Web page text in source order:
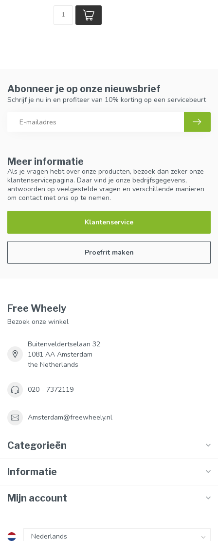
Meer informatie
Als je vragen hebt over onze producten, bezoek dan zeker onze
klantenservicepagina. Daar vind je onze bedrijfsgegevens,
antwoorden op veelgestelde vragen en verschillende manieren
om contact met ons op te nemen.
Klantenservice
Proefrit maken
Abonneer je op onze nieuwsbrief
Schrijf je nu in en profiteer van 10% korting op een servicebeurt
Free Wheely
Bezoek onze winkel
Buitenveldertselaan 32
1081 AA Amsterdam
the Netherlands
020 - 7372119
Amsterdam@freewheely.nl
Categorieën
Informatie
Mijn account